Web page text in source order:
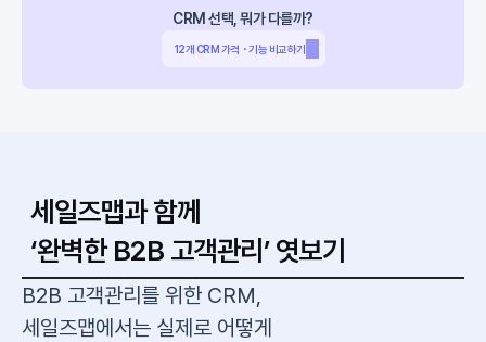
CRM 선택, 뭐가 다를까?
12개 CRM 가격・기능 비교하기
세일즈맵과 함께
‘완벽한 B2B 고객관리’ 엿보기
B2B 고객관리를 위한 CRM,
세일즈맵에서는 실제로 어떻게